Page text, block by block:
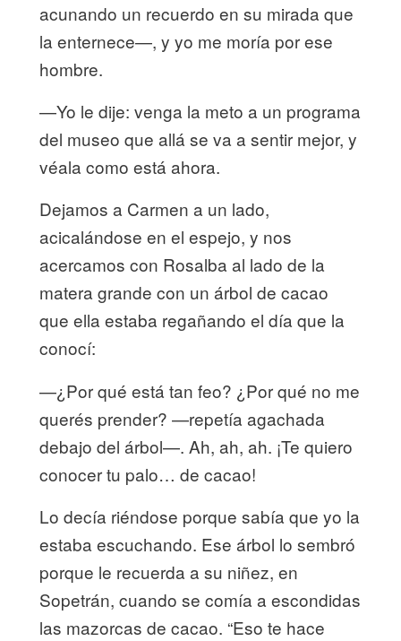
acunando un recuerdo en su mirada que
la enternece—, y yo me moría por ese
hombre.
—Yo le dije: venga la meto a un programa
del museo que allá se va a sentir mejor, y
véala como está ahora.
Dejamos a Carmen a un lado,
acicalándose en el espejo, y nos
acercamos con Rosalba al lado de la
matera grande con un árbol de cacao
que ella estaba regañando el día que la
conocí:
—¿Por qué está tan feo? ¿Por qué no me
querés prender? —repetía agachada
debajo del árbol—. Ah, ah, ah. ¡Te quiero
conocer tu palo… de cacao!
Lo decía riéndose porque sabía que yo la
estaba escuchando. Ese árbol lo sembró
porque le recuerda a su niñez, en
Sopetrán, cuando se comía a escondidas
las mazorcas de cacao. “Eso te hace